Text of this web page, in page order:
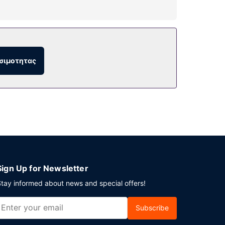
και γυμναστήριο. Σε αυτό το ξενοδοχείο
και επωφεληθείτε από το room service
χρέωση είναι διαθέσιμο πρωινό (σε
Up for Newsletter
informed about news and special offers!
Subscribe